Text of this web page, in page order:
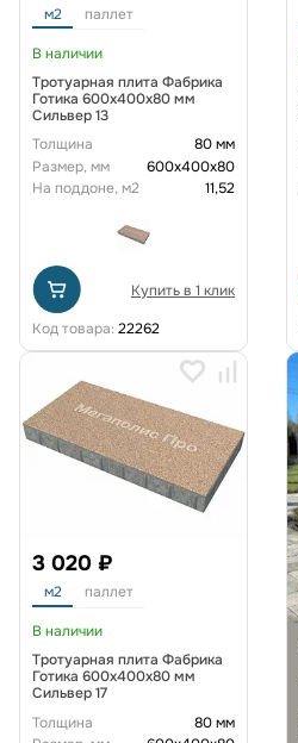
м2 паллет
В наличии
Тротуарная плита Фабрика
Готика 600х400х80 мм
Сильвер 13
Толщина
80 мм
Размер, мм
600х400х80
На поддоне, м2
11,52
Купить в 1 клик
Код товара: 22262
3 020 ₽
м2 паллет
В наличии
Тротуарная плита Фабрика
Готика 600х400х80 мм
Сильвер 17
Толщина
80 мм